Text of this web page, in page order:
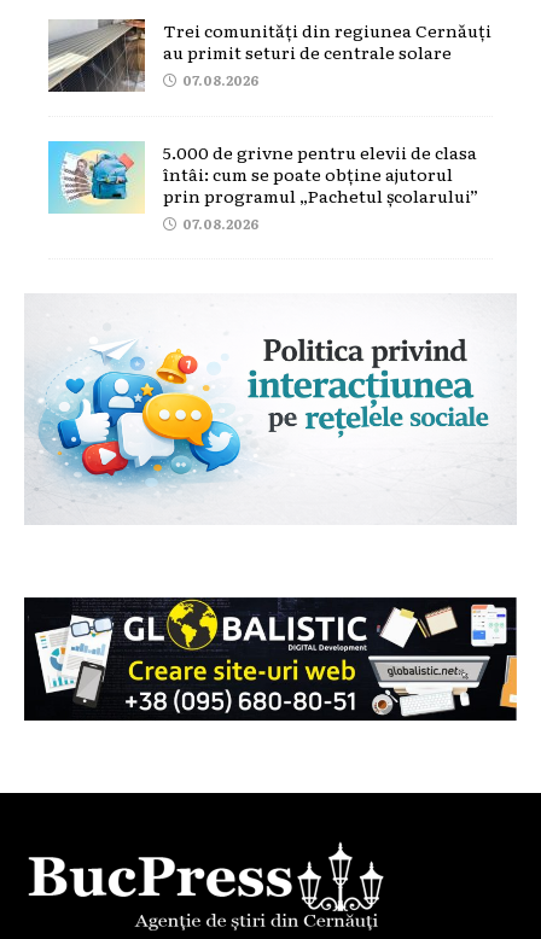
Trei comunități din regiunea Cernăuți
au primit seturi de centrale solare
07.08.2026
5.000 de grivne pentru elevii de clasa
întâi: cum se poate obține ajutorul
prin programul „Pachetul școlarului”
07.08.2026